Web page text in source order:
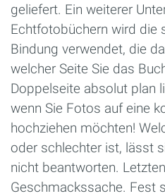
geliefert. Ein weiterer
Echtfotobüchern wird die
Bindung verwendet, die
welcher Seite Sie das
Doppelseite absolut plan
wenn Sie Fotos auf eine
hochziehen möchten!
oder schlechter ist, lässt
nicht beantworten.
Geschmackssache. Fest